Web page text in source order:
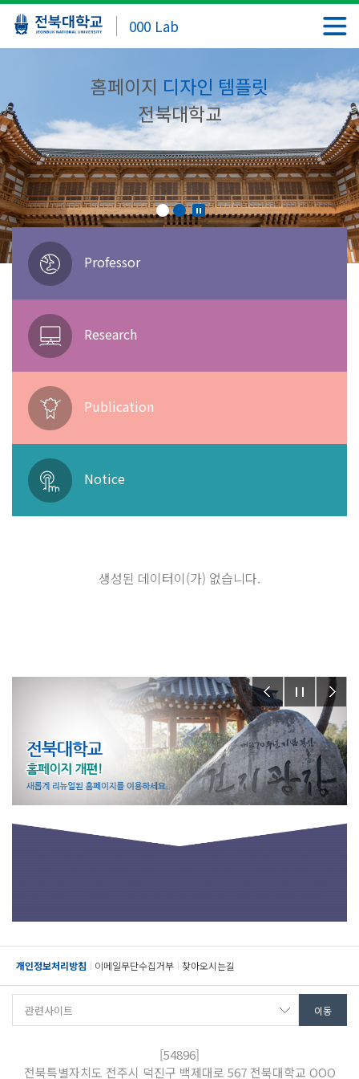
000 Lab
홈페이지 디자인 템플릿
전북대학교
Professor
Research
Publication
Notice
생성된 데이터이(가) 없습니다.
개인정보처리방침 이메일무단수집거부 찾아오시는길
[54896]
전북특별자치도 전주시 덕진구 백제대로 567 전북대학교 OOO